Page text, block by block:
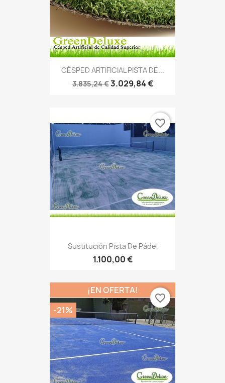
CÉSPED ARTIFICIAL PISTA DE...
3.835,24 €3.029,84 €
Sustitución Pista De Pádel
1.100,00 €
favorite_border
¡EN OFERTA!
-21%
favorite_border